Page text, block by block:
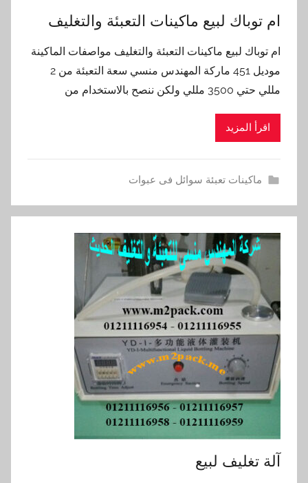
ام توباك لبيع ماكينات التعبئة والتغليف
ام توباك لبيع ماكينات التعبئة والتغليف مواصفات الماكينة
موديل 451 ماركة المهندس منسي سعة التعبئة من 2
مللي حتي 3500 مللي ولكن ننصح بالاستخدام من
اقرأ المزيد
ماكينات تعبئة سوائل فى عبوات
آلة تغليف لبيع